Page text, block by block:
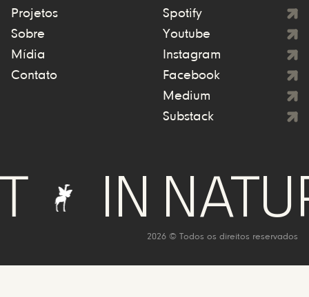
Projetos
Sobre
Mídia
Contato
Spotify
Youtube
Instagram
Facebook
Medium
Substack
NATURE
2026 © Todos os direitos reservados